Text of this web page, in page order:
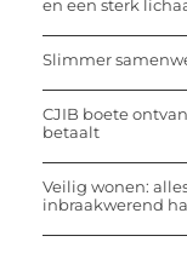
en een sterk
Slimmer
CJIB boete
betaalt
Veilig wonen:
inbraakwerend